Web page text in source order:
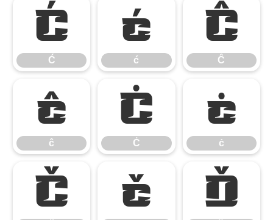
Ć
Ć
ć
ć
Ĉ
Ĉ
ĉ
ĉ
Ċ
Ċ
ċ
ċ
Č č Ď